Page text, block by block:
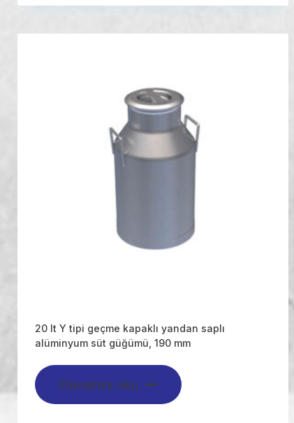
20 lt Y tipi geçme kapaklı yandan saplı
alüminyum süt güğümü, 190 mm
Devamını oku